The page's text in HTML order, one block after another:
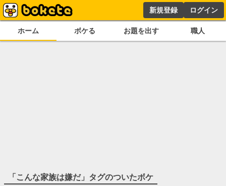
新規登録 ログイン
ホーム ボケる お題を出す 職人
「こんな家族は嫌だ」タグのついたボケ